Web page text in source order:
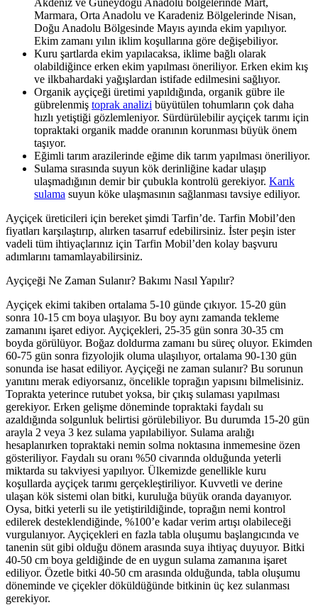
Marmara, Orta Anadolu ve Karadeniz Bölgelerinde Nisan,
Doğu Anadolu Bölgesinde Mayıs ayında ekim yapılıyor.
Ekim zamanı yılın iklim koşullarına göre değişebiliyor.
Kuru şartlarda ekim yapılacaksa, iklime bağlı olarak
olabildiğince erken ekim yapılması öneriliyor. Erken ekim kış
ve ilkbahardaki yağışlardan istifade edilmesini sağlıyor.
Organik ayçiçeği üretimi yapıldığında, organik gübre ile
gübrelenmiş toprak analizi büyütülen tohumların çok daha
hızlı yetiştiği gözlemleniyor. Sürdürülebilir ayçiçek tarımı için
topraktaki organik madde oranının korunması büyük önem
taşıyor.
Eğimli tarım arazilerinde eğime dik tarım yapılması öneriliyor.
Sulama sırasında suyun kök derinliğine kadar ulaşıp
ulaşmadığının demir bir çubukla kontrolü gerekiyor. Karık
sulama suyun köke ulaşmasının sağlanması tavsiye ediliyor.
Ayçiçek üreticileri için bereket şimdi Tarfin’de. Tarfin Mobil’den
fiyatları karşılaştırıp, alırken tasarruf edebilirsiniz. İster peşin ister
vadeli tüm ihtiyaçlarınız için Tarfin Mobil’den kolay başvuru
adımlarını tamamlayabilirsiniz.
Ayçiçeği Ne Zaman Sulanır? Bakımı Nasıl Yapılır?
Ayçiçek ekimi takiben ortalama 5-10 günde çıkıyor. 15-20 gün
sonra 10-15 cm boya ulaşıyor. Bu boy aynı zamanda tekleme
zamanını işaret ediyor. Ayçiçekleri, 25-35 gün sonra 30-35 cm
boyda görülüyor. Boğaz doldurma zamanı bu süreç oluyor. Ekimden
60-75 gün sonra fizyolojik oluma ulaşılıyor, ortalama 90-130 gün
sonunda ise hasat ediliyor. Ayçiçeği ne zaman sulanır? Bu sorunun
yanıtını merak ediyorsanız, öncelikle toprağın yapısını bilmelisiniz.
Toprakta yeterince rutubet yoksa, bir çıkış sulaması yapılması
gerekiyor. Erken gelişme döneminde topraktaki faydalı su
azaldığında solgunluk belirtisi görülebiliyor. Bu durumda 15-20 gün
arayla 2 veya 3 kez sulama yapılabiliyor. Sulama aralığı
hesaplanırken topraktaki nemin solma noktasına inmemesine özen
gösteriliyor. Faydalı su oranı %50 civarında olduğunda yeterli
miktarda su takviyesi yapılıyor. Ülkemizde genellikle kuru
koşullarda ayçiçek tarımı gerçekleştiriliyor. Kuvvetli ve derine
ulaşan kök sistemi olan bitki, kuruluğa büyük oranda dayanıyor.
Oysa, bitki yeterli su ile yetiştirildiğinde, toprağın nemi kontrol
edilerek desteklendiğinde, %100’e kadar verim artışı olabileceği
vurgulanıyor. Ayçiçekleri en fazla tabla oluşumu başlangıcında ve
tanenin süt gibi olduğu dönem arasında suya ihtiyaç duyuyor. Bitki
40-50 cm boya geldiğinde de en uygun sulama zamanına işaret
ediliyor. Özetle bitki 40-50 cm arasında olduğunda, tabla oluşumu
döneminde ve çiçekler döküldüğünde bitkinin üç kez sulanması
gerekiyor.